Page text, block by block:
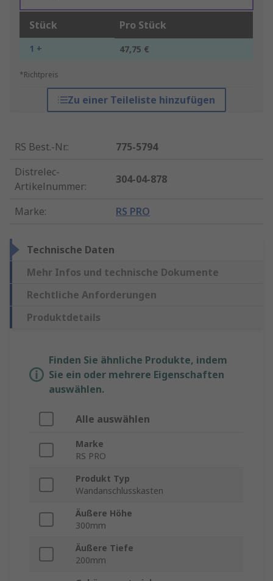
Stück Pro Stück
1 + 47,75 €
*Richtpreis
Zu einer Teileliste hinzufügen
RS Best.-Nr.:
775-5794
Distrelec-
Artikelnummer:
304-04-878
Marke: RS PRO
Technische Daten
Mehr Infos und technische Dokumente
Rechtliche Anforderungen
Produktdetails
Finden Sie ähnliche Produkte, indem
Sie ein oder mehrere Eigenschaften
auswählen.
Alle auswählen
Marke
RS PRO
Produkt Typ
Wandanschlusskasten
Äußere Höhe
300mm
Äußere Tiefe
200mm